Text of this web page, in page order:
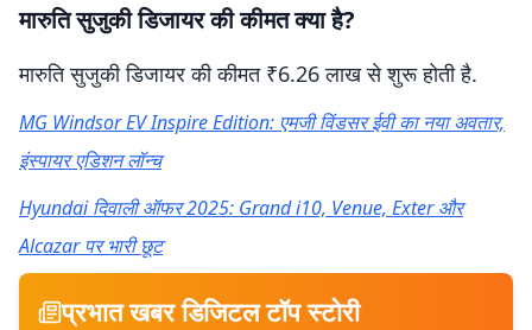
मारुति सुजुकी डिजायर की कीमत क्या है?
मारुति सुजुकी डिजायर की कीमत ₹6.26 लाख से शुरू होती है.
MG Windsor EV Inspire Edition: एमजी विंडसर ईवी का नया अवतार,
इंस्पायर एडिशन लॉन्च
Hyundai दिवाली ऑफर 2025: Grand i10, Venue, Exter और
Alcazar पर भारी छूट
प्रभात खबर डिजिटल टॉप स्टोरी